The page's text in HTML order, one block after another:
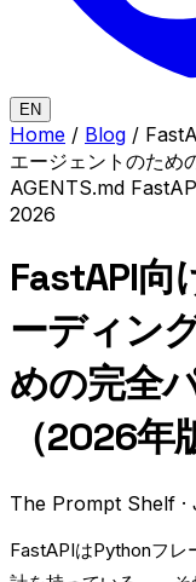
EN
Home / Blog /
エージェントのため
AGENTS.md
2026
FastAPI向
ーディン
めの完全
（2026年
The Prompt Shelf ·
FastAPIはPythonフレ